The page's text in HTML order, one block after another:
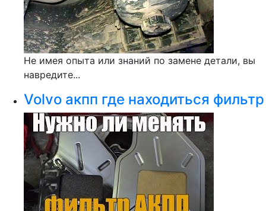
Не имея опыта или знаний по замене детали, вы
навредите...
Volvo акпп где находиться фильтр